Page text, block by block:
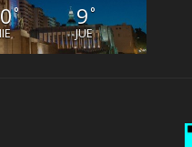
° 9°
JUE